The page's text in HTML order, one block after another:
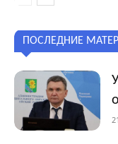
ПОСЛЕДНИЕ